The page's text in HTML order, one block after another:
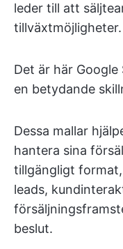
leder till att
tillväxtmöjligheter.
Det är här Google
en betydande
Dessa mallar
hantera sina
tillgängligt
leads,
beslut.